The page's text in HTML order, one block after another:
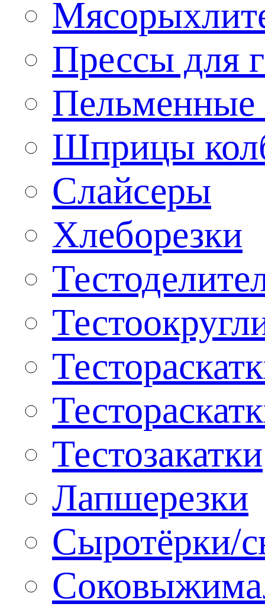
Прессы для
Пельменные
Шприцы
Слайсеры
Хлеборезки
Тестозакатки
Лапшерезки
Сыротёрки/